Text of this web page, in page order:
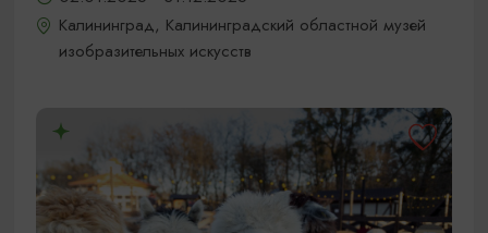
Калининград, Калининградский областной музей
изобразительных искусств